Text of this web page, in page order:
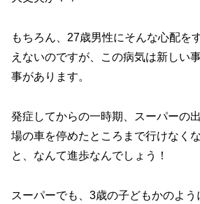
もちろん、27歳男性にそんな心配を
えないのですが、この病気は新しい
事があります。
発症してからの一時期、スーパーの
場の車を停めたところまで行けなく
と、なんて進歩なんでしょう！
スーパーでも、3歳の子どもかのよ